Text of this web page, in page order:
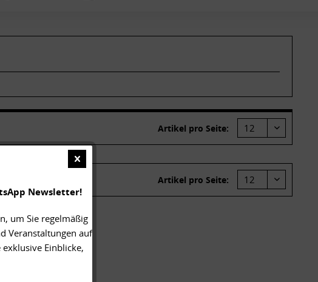
Artikel pro Seite:
Artikel pro Seite:
Newsletter!
um Sie regelmäßig
Veranstaltungen auf
Einblicke,